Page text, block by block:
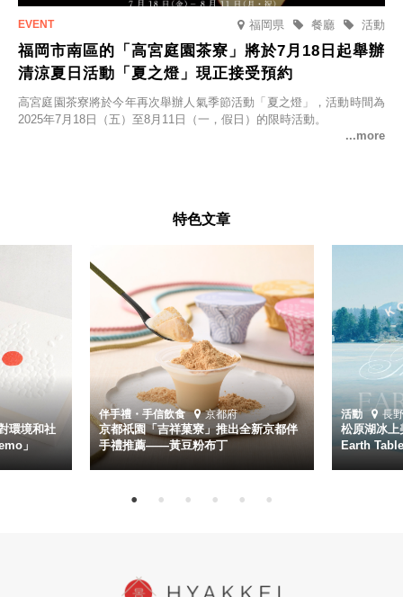
福岡県 活動
餐廳
福岡市南區的「高宮庭園茶寮」將於7月18日起舉辦
清涼夏日活動「夏之燈」現正接受預約
高宮庭園茶寮將於今年再次舉辦人氣季節活動「夏之燈」，活動時間為
2025年7月18日（五）至8月11日（一，假日）的限時活動。
特色文章
環境和社
」
伴手禮・手信飲食 京都府
京都祇園「吉祥菓寮」推出全新京都伴
手禮推薦——黃豆粉布丁
活動 長
松原湖冰
Earth